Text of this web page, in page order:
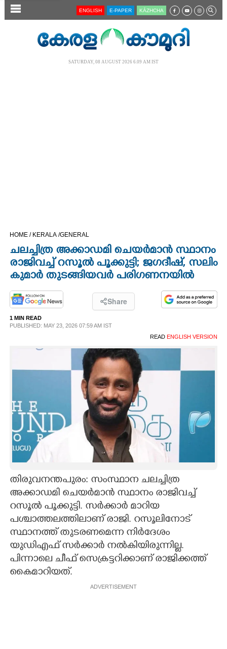
SECTIONS
CINEMA
OPINION
PHOTOS
LIFESTYLE
ART
ASTRO
LITERATURE
ZOOM
CONTACT US
ENGLISH E-PAPER KĀZHCHA
SATURDAY, 08 AUGUST 2026 6.09 AM IST
HOME / KERALA /GENERAL
ചലച്ചിത്ര അക്കാഡമി ചെയർമാൻ സ്ഥാനം
രാജിവച്ച് റസൂൽ പൂക്കുട്ടി; ജഗദീഷ്, സലിം
കുമാർ തുടങ്ങിയവർ പരിഗണനയിൽ
Share
1 MIN READ
PUBLISHED: MAY 23, 2026 07:59 AM IST
READ ENGLISH VERSION
തിരുവനന്തപുരം: സംസ്ഥാന ചലച്ചിത്ര
അക്കാഡമി ചെയർമാൻ സ്ഥാനം രാജിവച്ച്
റസൂൽ പൂക്കുട്ടി. സർക്കാർ മാറിയ
പശ്ചാത്തലത്തിലാണ് രാജി. റസൂലിനോട്
സ്ഥാനത്ത് തുടരണമെന്ന നിർദേശം
യുഡിഎഫ് സർക്കാർ നൽകിയിരുന്നില്ല.
പിന്നാലെ ചീഫ് സെക്രട്ടറിക്കാണ് രാജിക്കത്ത്
കൈമാറിയത്.
ADVERTISEMENT